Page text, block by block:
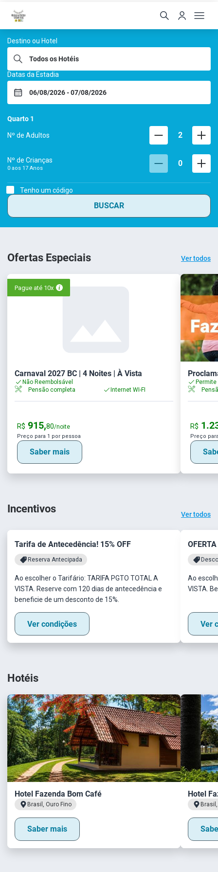
Hoteis Menino da
Destino ou Hotel
Datas da Estadia
Quarto 1
Nº de Adultos 2
Nº de Crianças
0 aos 17 Anos 0
Tenho um código
BUSCAR
Ofertas Especiais Ver todos
Pague até 10x
Carnaval 2027 BC | 4 Noites | À Vista
Não Reembolsável
Pensão completa
Internet WI-FI
R$ 915,80/noite
Preço para 1 por pessoa
Saber mais
R$
Preço
Incentivos Ver todos
Tarifa de Antecedência! 15% OFF
Reserva Antecipada
Ao escolher o Tarifário: TARIFA PGTO TOTAL A
VISTA. Reserve com 120 dias de antecedência e
beneficie de um desconto de 15%.
Ver condições
Ao
VISTA.
Ver
Hotéis
Hotel Fazenda Bom Café
Brasil, Ouro Fino
Saber mais
Hotel